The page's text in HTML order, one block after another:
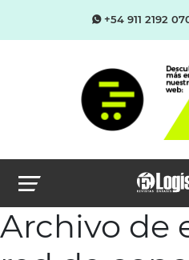
+54 911 2192
Archivo de